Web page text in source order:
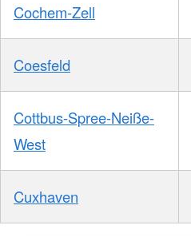
Cochem-Zell
Coesfeld
Cottbus-Spree-Neiße-
West
Cuxhaven